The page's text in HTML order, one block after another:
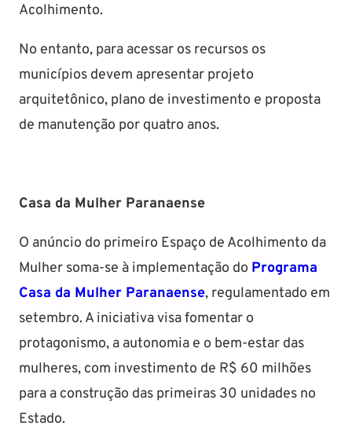
Acolhimento.
No entanto, para acessar os recursos os
municípios devem apresentar projeto
arquitetônico, plano de investimento e proposta
de manutenção por quatro anos.
Casa da Mulher Paranaense
O anúncio do primeiro Espaço de Acolhimento da
Mulher soma-se à implementação do Programa
Casa da Mulher Paranaense, regulamentado em
setembro. A iniciativa visa fomentar o
protagonismo, a autonomia e o bem-estar das
mulheres, com investimento de R$ 60 milhões
para a construção das primeiras 30 unidades no
Estado.